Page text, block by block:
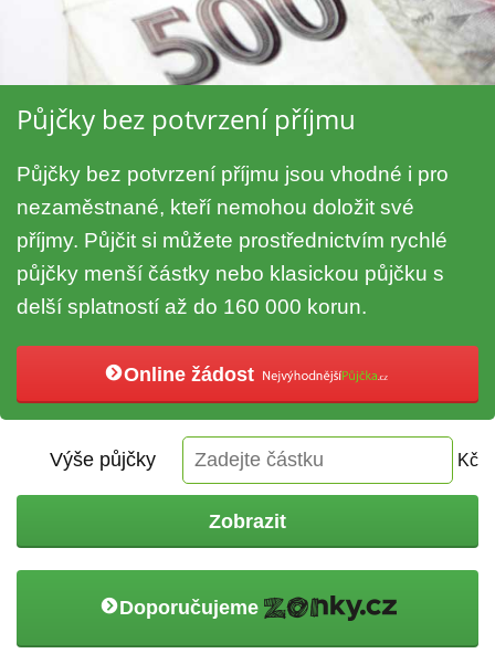
Půjčky bez potvrzení příjmu
Půjčky bez potvrzení příjmu jsou vhodné i pro
nezaměstnané, kteří nemohou doložit své
příjmy. Půjčit si můžete prostřednictvím rychlé
půjčky menší částky nebo klasickou půjčku s
delší splatností až do 160 000 korun.
Online žádost
Výše půjčky Kč
Zobrazit
Doporučujeme